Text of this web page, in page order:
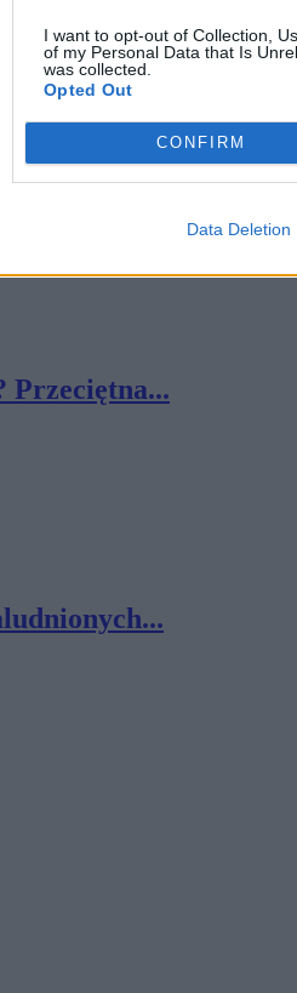
I want to opt-out of Collection,
of my Personal Data that Is
was collected.
Opted Out
CONFIRM
Data Deletion
kończy te...
Przeciętna...